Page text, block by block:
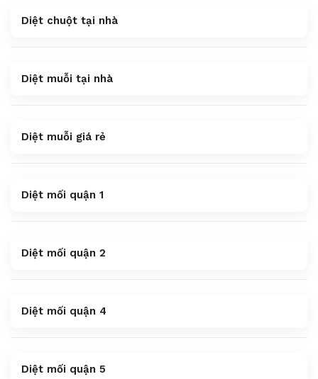
Diệt chuột tại nhà
Diệt muỗi tại nhà
Diệt muỗi giá rẻ
Diệt mối quận 1
Diệt mối quận 2
Diệt mối quận 4
Diệt mối quận 5